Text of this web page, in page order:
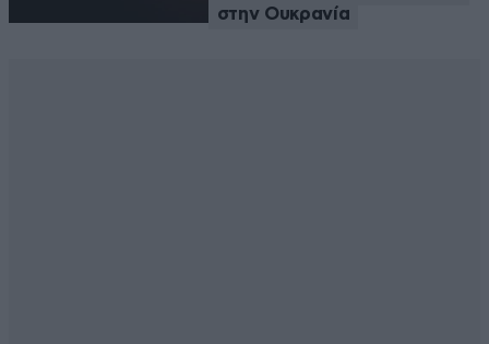
στην Ουκρανία